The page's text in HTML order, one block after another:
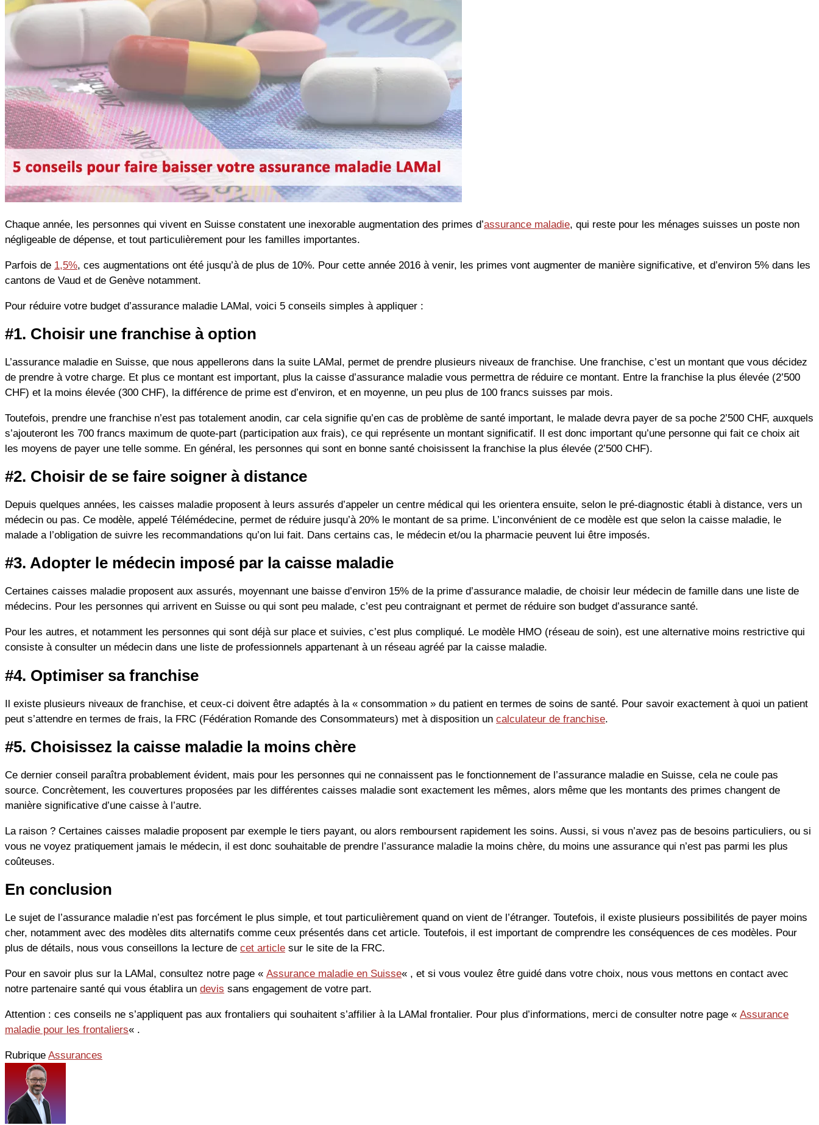
Chaque année, les personnes qui vivent en Suisse constatent une inexorable augmentation des primes d’assurance maladie, qui reste pour les ménages suisses un poste non
négligeable de dépense, et tout particulièrement pour les familles importantes.
Parfois de 1,5%, ces augmentations ont été jusqu’à de plus de 10%. Pour cette année 2016 à venir, les primes vont augmenter de manière significative, et d’environ 5% dans les
cantons de Vaud et de Genève notamment.
Pour réduire votre budget d’assurance maladie LAMal, voici 5 conseils simples à appliquer :
#1. Choisir une franchise à option
L’assurance maladie en Suisse, que nous appellerons dans la suite LAMal, permet de prendre plusieurs niveaux de franchise. Une franchise, c’est un montant que vous décidez
de prendre à votre charge. Et plus ce montant est important, plus la caisse d’assurance maladie vous permettra de réduire ce montant. Entre la franchise la plus élevée (2’500
CHF) et la moins élevée (300 CHF), la différence de prime est d’environ, et en moyenne, un peu plus de 100 francs suisses par mois.
Toutefois, prendre une franchise n’est pas totalement anodin, car cela signifie qu’en cas de problème de santé important, le malade devra payer de sa poche 2’500 CHF, auxquels
s’ajouteront les 700 francs maximum de quote-part (participation aux frais), ce qui représente un montant significatif. Il est donc important qu’une personne qui fait ce choix ait
les moyens de payer une telle somme. En général, les personnes qui sont en bonne santé choisissent la franchise la plus élevée (2’500 CHF).
#2. Choisir de se faire soigner à distance
Depuis quelques années, les caisses maladie proposent à leurs assurés d’appeler un centre médical qui les orientera ensuite, selon le pré-diagnostic établi à distance, vers un
médecin ou pas. Ce modèle, appelé Télémédecine, permet de réduire jusqu’à 20% le montant de sa prime. L’inconvénient de ce modèle est que selon la caisse maladie, le
malade a l’obligation de suivre les recommandations qu’on lui fait. Dans certains cas, le médecin et/ou la pharmacie peuvent lui être imposés.
#3. Adopter le médecin imposé par la caisse maladie
Certaines caisses maladie proposent aux assurés, moyennant une baisse d’environ 15% de la prime d’assurance maladie, de choisir leur médecin de famille dans une liste de
médecins. Pour les personnes qui arrivent en Suisse ou qui sont peu malade, c’est peu contraignant et permet de réduire son budget d’assurance santé.
Pour les autres, et notamment les personnes qui sont déjà sur place et suivies, c’est plus compliqué. Le modèle HMO (réseau de soin), est une alternative moins restrictive qui
consiste à consulter un médecin dans une liste de professionnels appartenant à un réseau agréé par la caisse maladie.
#4. Optimiser sa franchise
Il existe plusieurs niveaux de franchise, et ceux-ci doivent être adaptés à la « consommation » du patient en termes de soins de santé. Pour savoir exactement à quoi un patient
peut s’attendre en termes de frais, la FRC (Fédération Romande des Consommateurs) met à disposition un calculateur de franchise.
#5. Choisissez la caisse maladie la moins chère
Ce dernier conseil paraîtra probablement évident, mais pour les personnes qui ne connaissent pas le fonctionnement de l’assurance maladie en Suisse, cela ne coule pas
source. Concrètement, les couvertures proposées par les différentes caisses maladie sont exactement les mêmes, alors même que les montants des primes changent de
manière significative d’une caisse à l’autre.
La raison ? Certaines caisses maladie proposent par exemple le tiers payant, ou alors remboursent rapidement les soins. Aussi, si vous n’avez pas de besoins particuliers, ou si
vous ne voyez pratiquement jamais le médecin, il est donc souhaitable de prendre l’assurance maladie la moins chère, du moins une assurance qui n’est pas parmi les plus
coûteuses.
En conclusion
Le sujet de l’assurance maladie n’est pas forcément le plus simple, et tout particulièrement quand on vient de l’étranger. Toutefois, il existe plusieurs possibilités de payer moins
cher, notamment avec des modèles dits alternatifs comme ceux présentés dans cet article. Toutefois, il est important de comprendre les conséquences de ces modèles. Pour
plus de détails, nous vous conseillons la lecture de cet article sur le site de la FRC.
Pour en savoir plus sur la LAMal, consultez notre page « Assurance maladie en Suisse« , et si vous voulez être guidé dans votre choix, nous vous mettons en contact avec
notre partenaire santé qui vous établira un devis sans engagement de votre part.
Attention : ces conseils ne s’appliquent pas aux frontaliers qui souhaitent s’affilier à la LAMal frontalier. Pour plus d’informations, merci de consulter notre page « Assurance
maladie pour les frontaliers« .
Rubrique Assurances